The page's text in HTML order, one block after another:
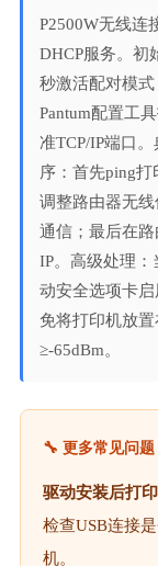
P2500W无线连
DHCP服务。初
秒激活配对模
Pantum配置工
准TCP/IP端口
序：首先ping
调整路由器无
通信；最后在
IP。高级处理：
动安全选项卡
免将打印机放
≥-65dBm。
🔧 更多常见问题
驱动安装后打
检查USB连接
机。